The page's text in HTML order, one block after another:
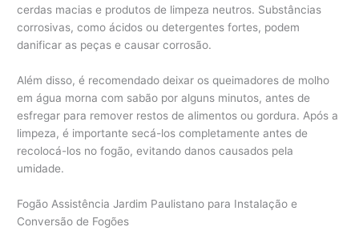
cerdas macias e produtos de limpeza neutros. Substâncias
corrosivas, como ácidos ou detergentes fortes, podem
danificar as peças e causar corrosão.
Além disso, é recomendado deixar os queimadores de molho
em água morna com sabão por alguns minutos, antes de
esfregar para remover restos de alimentos ou gordura. Após a
limpeza, é importante secá-los completamente antes de
recolocá-los no fogão, evitando danos causados pela
umidade.
Fogão Assistência Jardim Paulistano para Instalação e
Conversão de Fogões